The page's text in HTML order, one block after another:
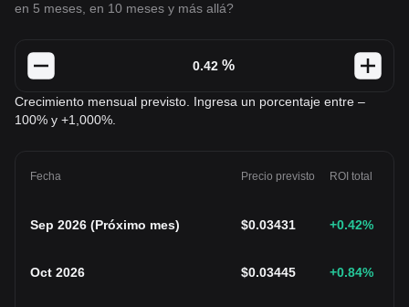
en 5 meses, en 10 meses y más allá?
%
Crecimiento mensual previsto. Ingresa un porcentaje entre –
100% y +1,000%.
Fecha Precio previsto ROI total
Sep 2026 (Próximo mes) $0.03431 +0.42%
Oct 2026 $0.03445 +0.84%